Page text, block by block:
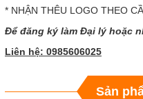
* NHẬN THÊU LOGO THEO
Để đăng ký làm Đại lý hoặc
Liên hệ: 0985606025
Sản